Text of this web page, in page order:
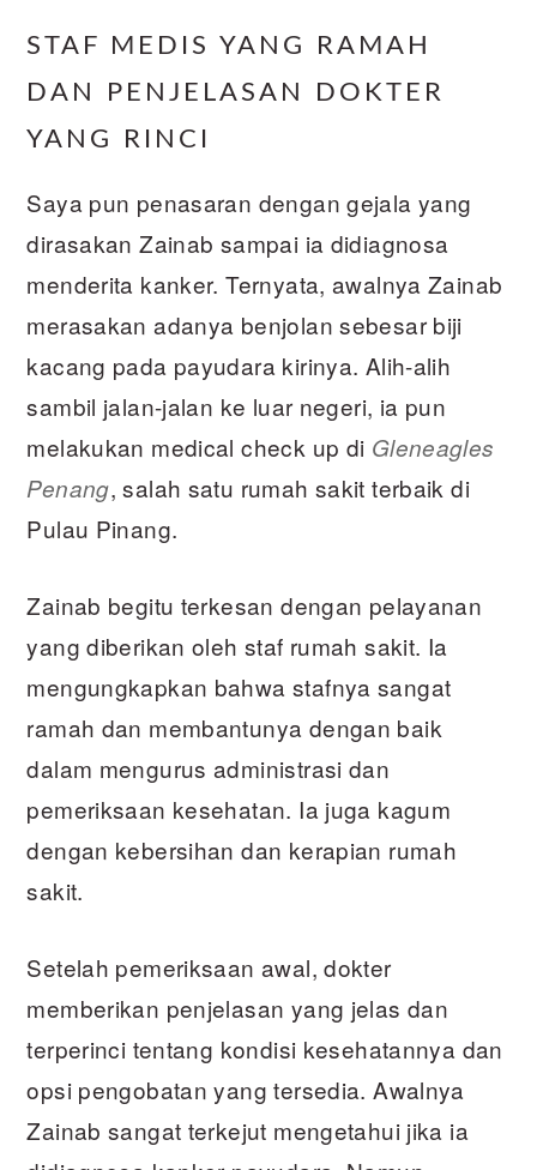
STAF MEDIS YANG RAMAH
DAN PENJELASAN DOKTER
YANG RINCI
Saya pun penasaran dengan gejala yang
dirasakan Zainab sampai ia didiagnosa
menderita kanker. Ternyata, awalnya Zainab
merasakan adanya benjolan sebesar biji
kacang pada payudara kirinya. Alih-alih
sambil jalan-jalan ke luar negeri, ia pun
melakukan medical check up di Gleneagles
Penang, salah satu rumah sakit terbaik di
Pulau Pinang.
Zainab begitu terkesan dengan pelayanan
yang diberikan oleh staf rumah sakit. Ia
mengungkapkan bahwa stafnya sangat
ramah dan membantunya dengan baik
dalam mengurus administrasi dan
pemeriksaan kesehatan. Ia juga kagum
dengan kebersihan dan kerapian rumah
sakit.
Setelah pemeriksaan awal, dokter
memberikan penjelasan yang jelas dan
terperinci tentang kondisi kesehatannya dan
opsi pengobatan yang tersedia. Awalnya
Zainab sangat terkejut mengetahui jika ia